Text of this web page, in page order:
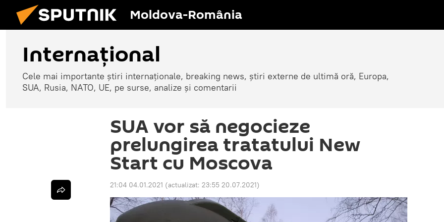
Moldova-România
Internaţional
Cele mai importante știri internaționale, breaking news, știri externe de ultimă oră, Europa,
SUA, Rusia, NATO, UE, pe surse, analize și comentarii
SUA vor să negocieze
prelungirea tratatului New
Start cu Moscova
21:04 04.01.2021 (actualizat: 23:55 20.07.2021)